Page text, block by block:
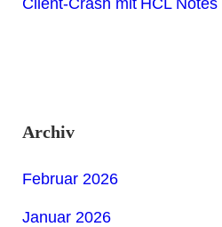
Client-Crash mit HCL
Archiv
Februar 2026
Januar 2026